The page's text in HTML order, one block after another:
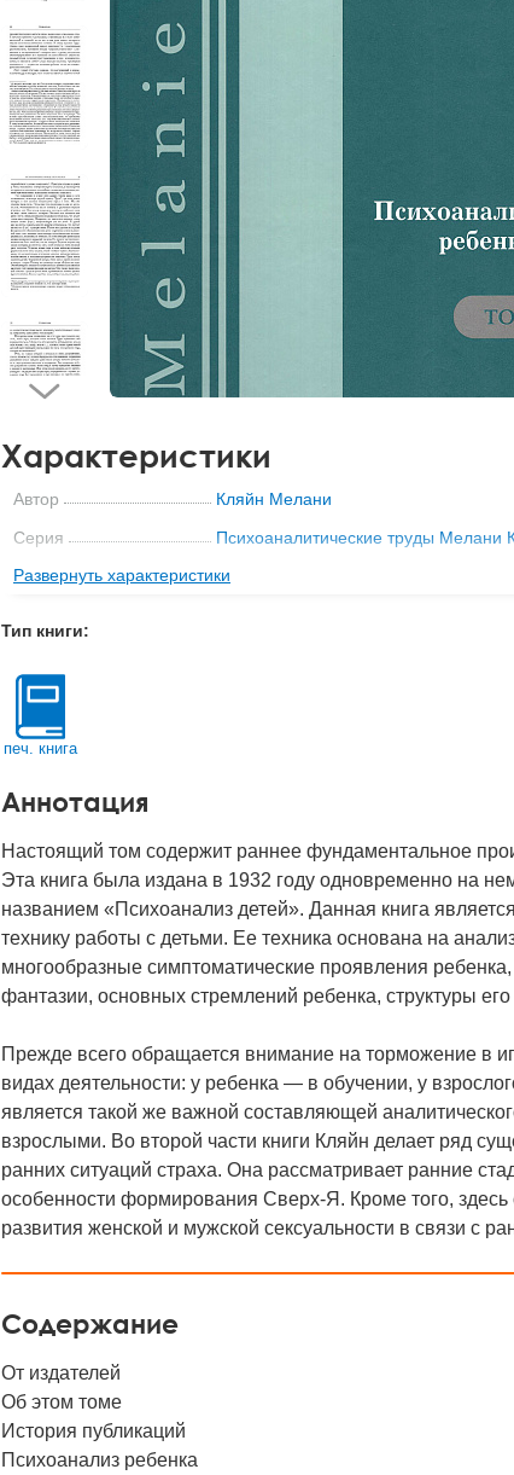
Характеристики
Автор
Кляйн Мелани
Серия
Психоаналитические труды Мелани
Издательство
ERGO
Тип обложки
Кол-во стр
ISBN
Код
23290
Развернуть характеристики
Тип книги:
печ. книга
Аннотация
Настоящий том содержит раннее фундаментальное
Эта книга была издана в 1932 году одновременно на
названием «Психоанализ детей». Данная книга
технику работы с детьми. Ее техника основана на
многообразные симптоматические проявления
фантазии, основных стремлений ребенка, структуры
Прежде всего обращается внимание на торможение в
видах деятельности: у ребенка — в обучении, у
является такой же важной составляющей
взрослыми. Во второй части книги Кляйн делает ряд
ранних ситуаций страха. Она рассматривает ранние
особенности формирования Сверх-Я. Кроме того,
развития женской и мужской сексуальности в связи с
Содержание
От издателей
Об этом томе
История публикаций
Психоанализ ребенка